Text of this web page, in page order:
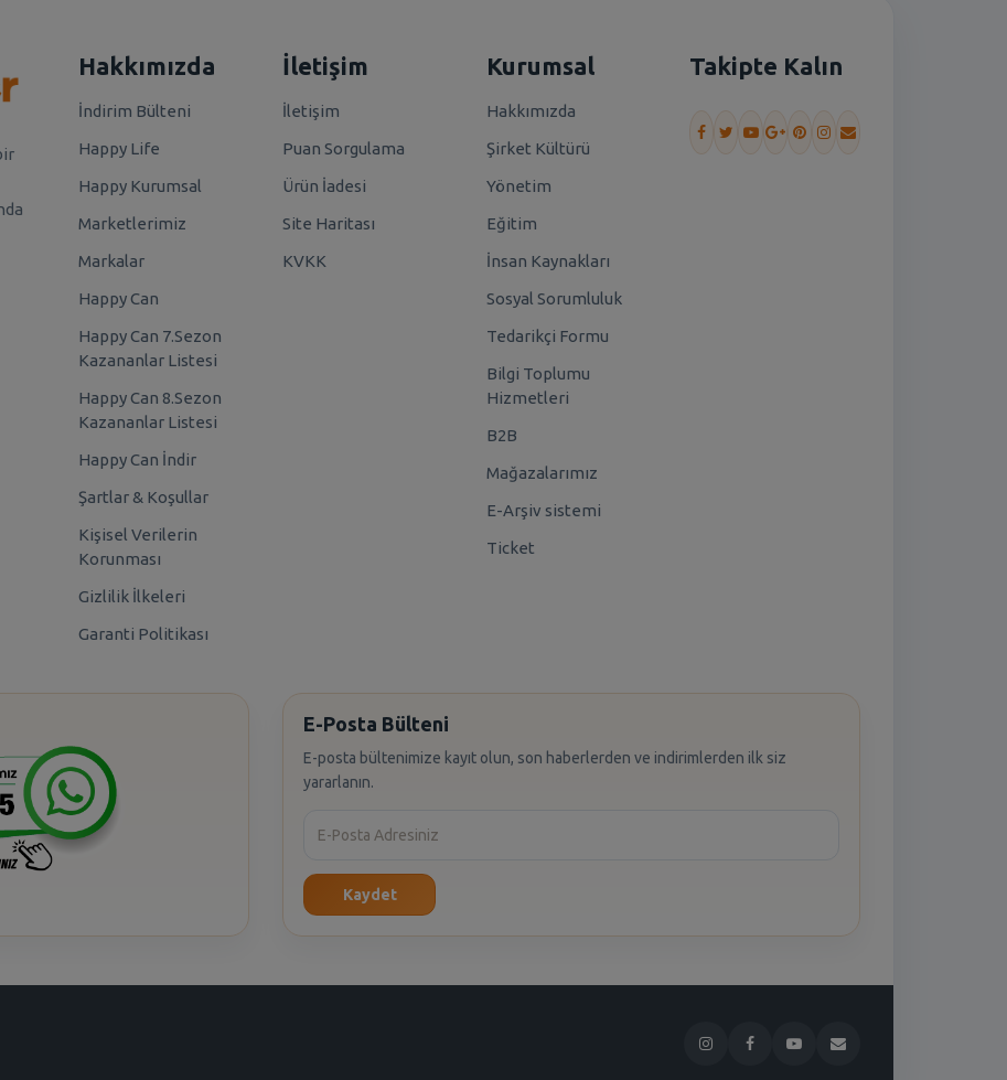
Hakkımızda
İndirim Bülteni
Happy Life
Happy Kurumsal
Marketlerimiz
Markalar
Happy Can
Happy Can 7.Sezon
Kazananlar Listesi
Happy Can 8.Sezon
Kazananlar Listesi
Happy Can İndir
Şartlar & Koşullar
Kişisel Verilerin
Korunması
Gizlilik İlkeleri
Garanti Politikası
İletişim
İletişim
Puan Sorgulama
Ürün İadesi
Site Haritası
KVKK
Kurumsal
Hakkımızda
Şirket Kültürü
Yönetim
Eğitim
İnsan Kaynakları
Sosyal Sorumluluk
Tedarikçi Formu
Bilgi Toplumu
Hizmetleri
B2B
Mağazalarımız
E-Arşiv sistemi
Ticket
Takipte Kalın
E-Posta Bülteni
E-posta bültenimize kayıt olun, son haberlerden ve indirimlerden ilk siz
yararlanın.
Kaydet